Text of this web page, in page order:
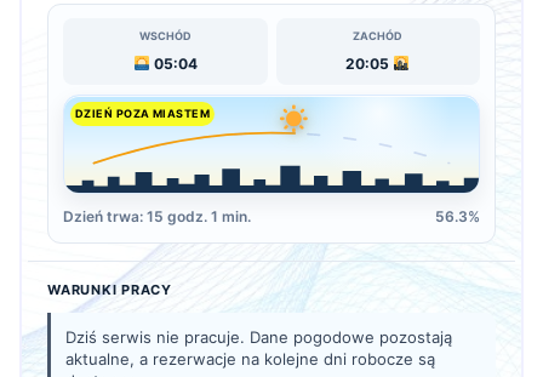
WSCHÓD
05:04
ZACHÓD
20:05
DZIEŃ POZA MIASTEM
Dzień trwa: 15 godz. 1 min. 56.3%
WARUNKI PRACY
Dziś serwis nie pracuje. Dane pogodowe pozostają
aktualne, a rezerwacje na kolejne dni robocze są